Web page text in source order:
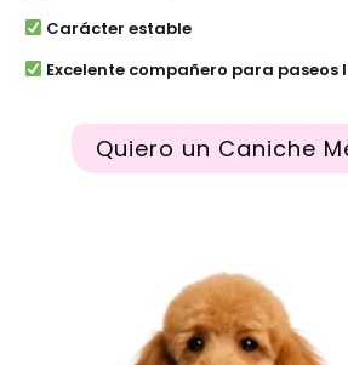
Carácter estable
Excelente compañero para paseos
Quiero un Caniche